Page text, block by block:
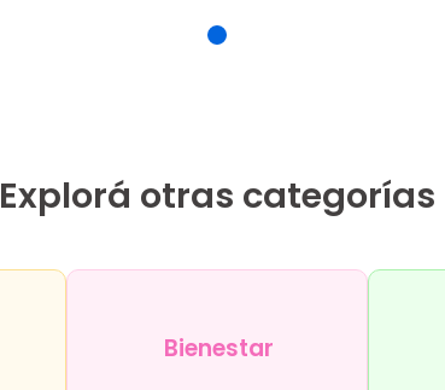
Explorá otras categorías
Bienestar